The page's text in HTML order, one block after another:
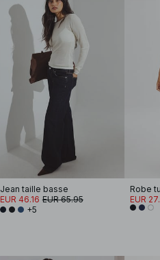
Jean taille basse
EUR 46.16 EUR 65.95
+5
Robe
EUR